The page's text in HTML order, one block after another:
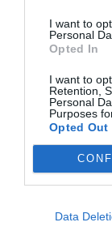
I want to
Personal
Opted In
I want to
Retention,
Personal
Purposes
Opted Out
Data